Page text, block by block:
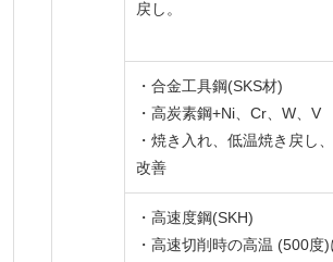
戻し。
・合金工具鋼(SKS材)
・高炭素鋼+Ni、Cr、W、V
・焼き入れ、低温焼き戻し
改善
・高速度鋼(SKH)
・高速切削時の高温 (500度